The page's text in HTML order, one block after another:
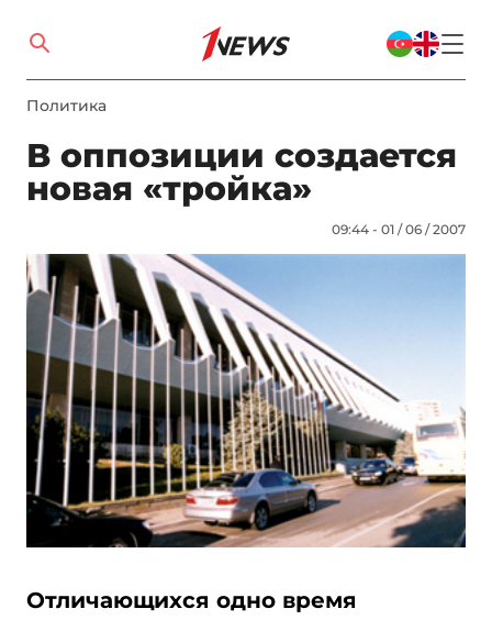
Политика
В оппозиции создается
новая «тройка»
09:44 - 01 / 06 / 2007
Отличающихся одно время